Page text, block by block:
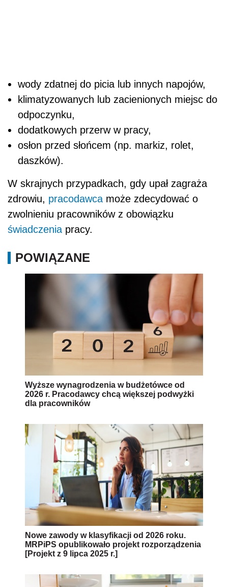
wody zdatnej do picia lub innych napojów,
klimatyzowanych lub zacienionych miejsc do
odpoczynku,
dodatkowych przerw w pracy,
osłon przed słońcem (np. markiz, rolet,
daszków).
W skrajnych przypadkach, gdy upał zagraża
zdrowiu, pracodawca może zdecydować o
zwolnieniu pracowników z obowiązku
świadczenia pracy.
POWIĄZANE
Wyższe wynagrodzenia w budżetówce od
2026 r. Pracodawcy chcą większej podwyżki
dla pracowników
Nowe zawody w klasyfikacji od 2026 roku.
MRPiPS opublikowało projekt rozporządzenia
[Projekt z 9 lipca 2025 r.]